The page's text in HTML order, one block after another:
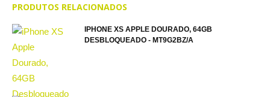
PRODUTOS RELACIONADOS
IPHONE XS APPLE DOURADO, 64GB
DESBLOQUEADO - MT9G2BZ/A